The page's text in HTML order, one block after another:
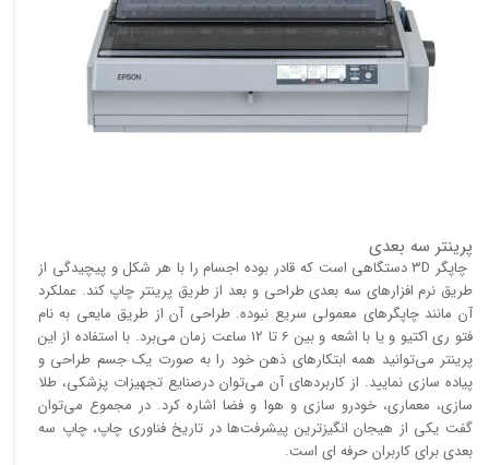
پرینتر سه بعدی
چاپگر 3D دستگاهی است که قادر بوده اجسام را با هر شکل و پیچیدگی از
طریق نرم افزار‌های سه بعدی طراحی و بعد از طریق پرینتر چاپ کند. عملکرد
آن مانند چاپگر‌های معمولی سریع نبوده. طراحی آن از طریق مایعی به نام
فتو ری اکتیو و یا با اشعه و بین 6 تا 12 ساعت زمان می‌برد. با استفاده از این
پرینتر می‌توانید همه ابتکار‌های ذهن خود را به صورت یک جسم طراحی و
پیاده سازی نمایید. از کاربرد‌های آن می‌توان درصنایع تجهیزات پزشکی، طلا
سازی، معماری، خودرو سازی و هوا و فضا اشاره کرد. در مجموع می‌توان
گفت یکی از هیجان انگیز‌‌ترین پیشرفت‌ها در تاریخ فناوری چاپ، چاپ سه
بعدی برای کاربران حرفه ای است.